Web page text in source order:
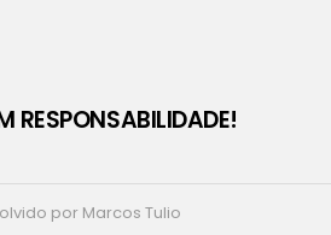
RESPONSABILIDADE!
por Marcos Tulio